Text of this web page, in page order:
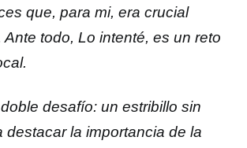
que, para mi, era crucial
Ante todo, Lo intenté, es un reto
desafío: un estribillo sin
destacar la importancia de la